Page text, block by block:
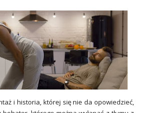
i historia, której się nie da opowiedzieć,